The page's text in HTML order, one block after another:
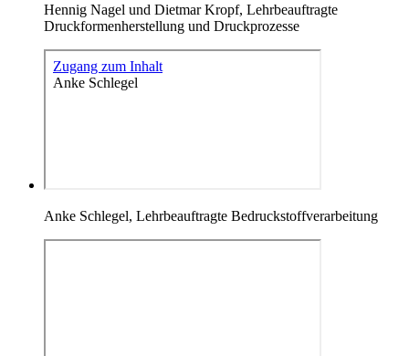
Hennig Nagel und Dietmar Kropf, Lehrbeauftragte
Druckformenherstellung und Druckprozesse
Anke Schlegel, Lehrbeauftragte Bedruckstoffverarbeitung